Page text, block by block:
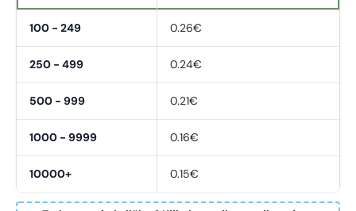
100 - 249 0.26€
250 - 499 0.24€
500 - 999 0.21€
1000 - 9999 0.16€
10000+ 0.15€